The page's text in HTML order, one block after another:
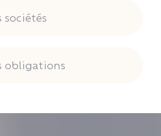
sociétés
obligations